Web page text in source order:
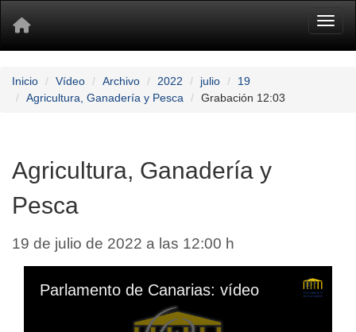
Inicio Vídeo Archivo 2022 julio
19
Agricultura, Ganadería y Pesca
Grabación 12:03
Agricultura, Ganadería y
Pesca
19 de julio de 2022 a las 12:00 h
Parlamento de Canarias: vídeo